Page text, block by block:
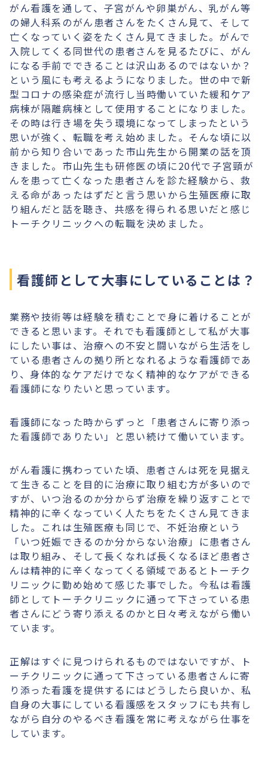
がん看護を通して、子宮がんや卵巣がん、乳がん等
の婦人科系のがん患者さんをたくさん見て、そして
亡くなっていく姿をたくさん見てきました。がんで
入院してくる同世代の患者さんを見るたびに、がん
になる手前でできることは沢山あるのではないか？
という風にも考えるようになりました。世の中で新
型コロナの感染症が流行し当時働いていた緩和ケア
病棟が隔離病棟として使用することになりました。
その時は行き場を失う環境になってしまったという
思いが強く、転職を考え始めました。そんな頃に以
前から知り合いであった市山先生から開業の話を頂
きました。市山先生も研修医の頃に20代で子宮頸が
んを患って亡くなった患者さんを診た経験から、救
える命があったはずだと言う思いから生殖医療に取
り組んだと話を聴き、共感を得られる思いだと感じ
トーチクリニックへの転職を決めました。
看護師として大事にしていることは？
業務や技術等は経験を積むことで身に着けることが
できると思います。それでも看護師として私が大事
にしたい事は、治療への不安と闘いながら生活をし
ている患者さんの拠り所となれるような看護師であ
り、身体的なケアだけでなく精神的なケアができる
看護師になりたいと思っています。
看護師になった時からずっと「患者さんに寄り添っ
た看護師でありたい」と思い続けて働いています。
がん看護に携わっていた頃、患者さんは死を見据え
て生きることを目的に治療に取り組む方が多いので
すが、いつ治るのか分からず治療を繰り返すことで
精神的に辛くなっていく人たちをたくさん見てきま
した。これは生殖医療も同じで、不妊治療という
「いつ妊娠できるのか分からない治療」に患者さん
は取り組み、そして長くなれば長くなるほど患者さ
んは精神的に辛くなってくる領域であるとトーチク
リニックに勤め始めて感じた事でした。今私は看護
師としてトーチクリニックに通って下さっている患
者さんにどう寄り添えるのかと日々考えながら働い
ています。
正解はすぐに見つけられるものではないですが、ト
ーチクリニックに通って下さっている患者さんに寄
り添った看護を提供するにはどうしたら良いか、私
自身の大事にしている看護感をスタッフにも共有し
ながら自分のやるべき看護を常に考えながら仕事を
しています。